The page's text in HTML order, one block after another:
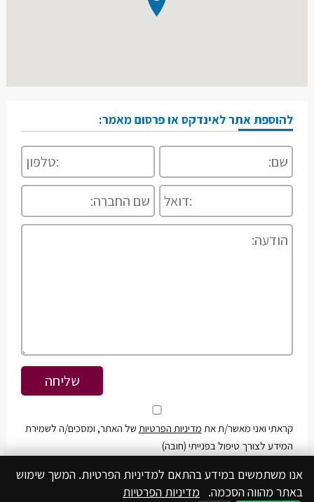
להוספת אתר לאינדקס או פרסום מאמר:
קראתי ואני מאשר/ת את מדיניות הפרטיות של האתר, ומסכים/ה לשמירת
המידע לצורך טיפול בפנייתי (חובה)
אנו משתמשים במידע בהתאם למדיניות הפרטיות. המשך שימוש
באתר מהווה הסכמה. מדיניות הפרטיות